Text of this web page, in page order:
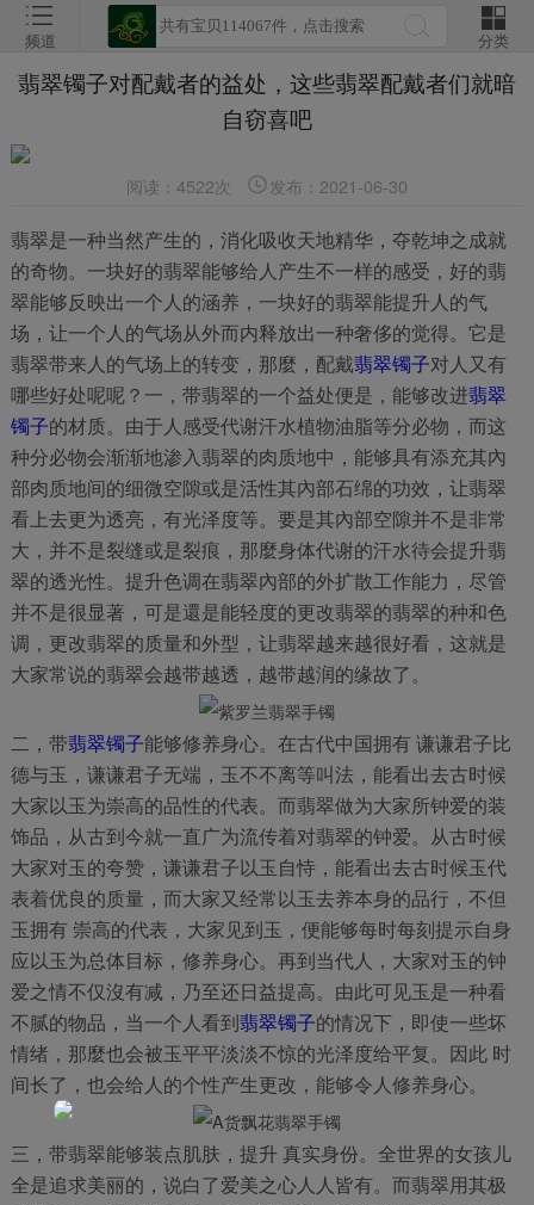
频道 分类
翡翠镯子对配戴者的益处，这些翡翠配戴者们就暗
自窃喜吧
阅读：4522次 发布：2021-06-30
翡翠是一种当然产生的，消化吸收天地精华，夺乾坤之成就
的奇物。一块好的翡翠能够给人产生不一样的感受，好的翡
翠能够反映出一个人的涵养，一块好的翡翠能提升人的气
场，让一个人的气场从外而内释放出一种奢侈的觉得。它是
翡翠带来人的气场上的转变，那麼，配戴翡翠镯子对人又有
哪些好处呢呢？一，带翡翠的一个益处便是，能够改进翡翠
镯子的材质。由于人感受代谢汗水植物油脂等分必物，而这
种分必物会渐渐地渗入翡翠的肉质地中，能够具有添充其內
部肉质地间的细微空隙或是活性其內部石绵的功效，让翡翠
看上去更为透亮，有光泽度等。要是其內部空隙并不是非常
大，并不是裂缝或是裂痕，那麼身体代谢的汗水待会提升翡
翠的透光性。提升色调在翡翠內部的外扩散工作能力，尽管
并不是很显著，可是還是能轻度的更改翡翠的翡翠的种和色
调，更改翡翠的质量和外型，让翡翠越来越很好看，这就是
大家常说的翡翠会越带越透，越带越润的缘故了。
二，带翡翠镯子能够修养身心。在古代中国拥有 谦谦君子比
德与玉，谦谦君子无端，玉不不离等叫法，能看出去古时候
大家以玉为崇高的品性的代表。而翡翠做为大家所钟爱的装
饰品，从古到今就一直广为流传着对翡翠的钟爱。从古时候
大家对玉的夸赞，谦谦君子以玉自恃，能看出去古时候玉代
表着优良的质量，而大家又经常以玉去养本身的品行，不但
玉拥有 崇高的代表，大家见到玉，便能够每时每刻提示自身
应以玉为总体目标，修养身心。再到当代人，大家对玉的钟
爱之情不仅沒有减，乃至还日益提高。由此可见玉是一种看
不腻的物品，当一个人看到 翡翠镯子的情况下，即使一些坏
情绪，那麼也会被玉平平淡淡不惊的光泽度给平复。因此 时
间长了，也会给人的个性产生更改，能够令人修养身心。
三，带翡翠能够装点肌肤，提升 真实身份。全世界的女孩儿
全是追求美丽的，说白了爱美之心人人皆有。而翡翠用其极